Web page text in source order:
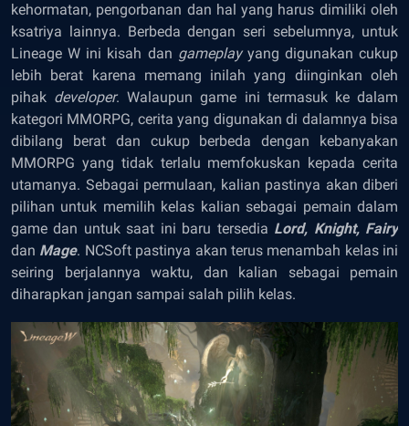
kehormatan, pengorbanan dan hal yang harus dimiliki oleh
ksatriya lainnya. Berbeda dengan seri sebelumnya, untuk
Lineage W ini kisah dan gameplayyang digunakan cukup
lebih berat karena memang inilah yang diinginkan oleh
pihak developer. Walaupun game ini termasuk ke dalam
kategori MMORPG, cerita yang digunakan di dalamnya bisa
dibilang berat dan cukup berbeda dengan kebanyakan
MMORPG yang tidak terlalu memfokuskan kepada cerita
utamanya. Sebagai permulaan, kalian pastinya akan diberi
pilihan untuk memilih kelas kalian sebagai pemain dalam
game dan untuk saat ini baru tersedia Lord, Knight, Fairy
dan Mage. NCSoft pastinya akan terus menambah kelas ini
seiring berjalannya waktu, dan kalian sebagai pemain
diharapkan jangan sampai salah pilih kelas.